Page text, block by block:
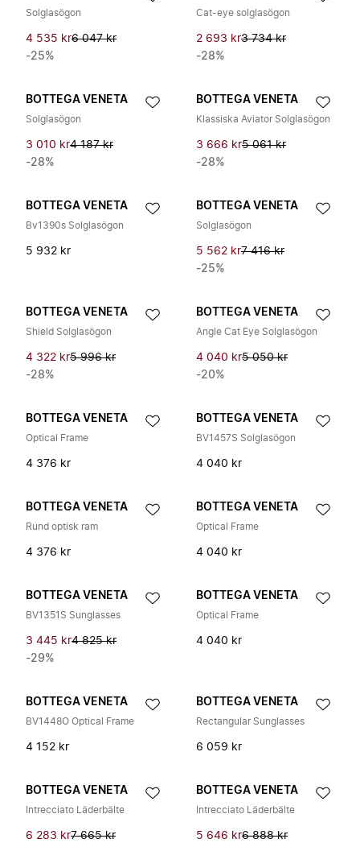
Solglasögon
4 535 kr6 047 kr
-25%
Cat-eye solglasögon
2 693 kr3 734 kr
-28%
BOTTEGA VENETA
Solglasögon
3 010 kr4 187 kr
-28%
BOTTEGA VENETA
Klassiska Aviator Solglasögon
3 666 kr5 061 kr
-28%
BOTTEGA VENETA
Bv1390s Solglasögon
5 932 kr
BOTTEGA VENETA
Solglasögon
5 562 kr7 416 kr
-25%
BOTTEGA VENETA
Shield Solglasögon
4 322 kr5 996 kr
-28%
BOTTEGA VENETA
Angle Cat Eye Solglasögon
4 040 kr5 050 kr
-20%
BOTTEGA VENETA
Optical Frame
4 376 kr
BOTTEGA VENETA
BV1457S Solglasögon
4 040 kr
BOTTEGA VENETA
Rund optisk ram
4 376 kr
BOTTEGA VENETA
Optical Frame
4 040 kr
BOTTEGA VENETA
BV1351S Sunglasses
3 445 kr4 825 kr
-29%
BOTTEGA VENETA
Optical Frame
4 040 kr
BOTTEGA VENETA
BV1448O Optical Frame
4 152 kr
BOTTEGA VENETA
Rectangular Sunglasses
6 059 kr
BOTTEGA VENETA
Intrecciato Läderbälte
6 283 kr7 665 kr
BOTTEGA VENETA
Intrecciato Läderbälte
5 646 kr6 888 kr